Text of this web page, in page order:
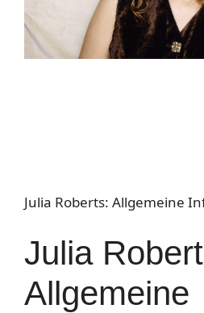
Julia Roberts: Allgemeine
Julia
Allgemeine